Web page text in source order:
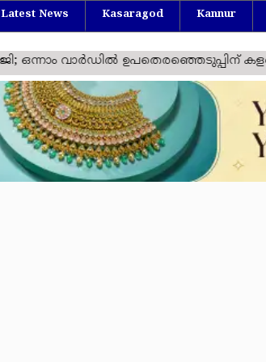
Latest News Kasaragod Kannur